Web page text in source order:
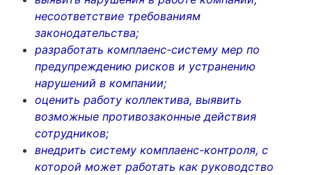
несоответствие требованиям
законодательства;
разработать комплаенс-систему мер по
предупреждению рисков и устранению
нарушений в компании;
оценить работу коллектива, выявить
возможные противозаконные действия
сотрудников;
внедрить систему комплаенс-контроля, с
которой может работать как руководство